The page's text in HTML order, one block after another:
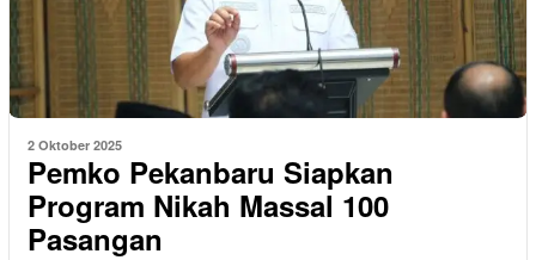
2 Oktober 2025
Pemko Pekanbaru Siapkan
Program Nikah Massal 100
Pasangan